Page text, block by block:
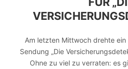
Am letzten Mittwoch drehte ein
Sendung „Die
Ohne zu viel zu verraten: es